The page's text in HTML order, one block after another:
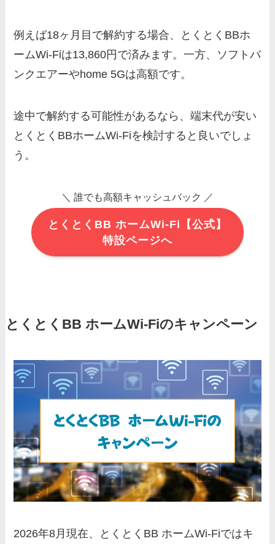
例えば18ヶ月目で解約する場合、とくとくBBホ
ームWi-Fiは13,860円で済みます。一方、ソフトバ
ンクエアーやhome 5Gは高額です。
途中で解約する可能性があるなら、端末代が安い
とくとくBBホームWi-Fiを検討すると良いでしょ
う。
＼ 誰でも高額キャッシュバック ／
とくとくBB ホームWi-Fi【公式】
特設ページへ
とくとくBB ホームWi-Fiのキャンペーン
2026年8月現在、とくとくBB ホームWi-Fiではキ